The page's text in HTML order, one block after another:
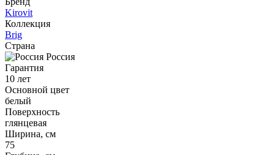
Kirovit
Коллекция
Brig
Страна
Россия
Гарантия
10 лет
Основной цвет
белый
Поверхность
глянцевая
Ширина, см
75